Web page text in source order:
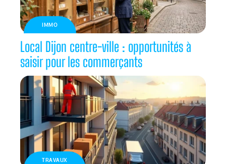
IMMO
Local Dijon centre-ville : opportunités à
saisir pour les commerçants
TRAVAUX